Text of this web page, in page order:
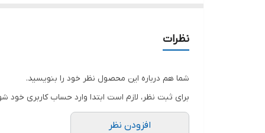
نظرات
شما هم درباره این محصول نظر خود را بنویسید.
برای ثبت نظر، لازم است ابتدا وارد حساب کاربری خود
افزودن نظر